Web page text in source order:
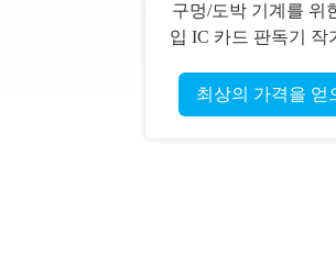
구멍/도박 기계를 위
입 IC 카드 판독기 작
최상의 가격을 얻